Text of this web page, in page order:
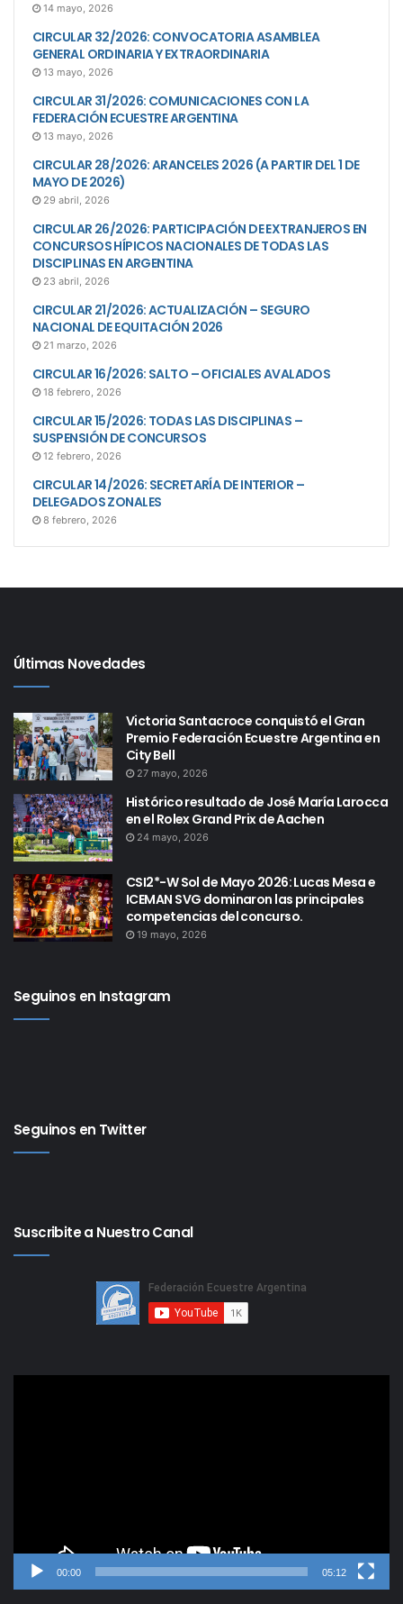
14 mayo, 2026
CIRCULAR 32/2026: CONVOCATORIA ASAMBLEA
GENERAL ORDINARIA Y EXTRAORDINARIA
13 mayo, 2026
CIRCULAR 31/2026: COMUNICACIONES CON LA
FEDERACIÓN ECUESTRE ARGENTINA
13 mayo, 2026
CIRCULAR 28/2026: ARANCELES 2026 (A PARTIR DEL 1 DE
MAYO DE 2026)
29 abril, 2026
CIRCULAR 26/2026: PARTICIPACIÓN DE EXTRANJEROS EN
CONCURSOS HÍPICOS NACIONALES DE TODAS LAS
DISCIPLINAS EN ARGENTINA
23 abril, 2026
CIRCULAR 21/2026: ACTUALIZACIÓN – SEGURO
NACIONAL DE EQUITACIÓN 2026
21 marzo, 2026
CIRCULAR 16/2026: SALTO – OFICIALES AVALADOS
18 febrero, 2026
CIRCULAR 15/2026: TODAS LAS DISCIPLINAS –
SUSPENSIÓN DE CONCURSOS
12 febrero, 2026
CIRCULAR 14/2026: SECRETARÍA DE INTERIOR –
DELEGADOS ZONALES
8 febrero, 2026
Últimas Novedades
Victoria Santacroce conquistó el Gran
Premio Federación Ecuestre Argentina en
City Bell
27 mayo, 2026
Histórico resultado de José María Larocca
en el Rolex Grand Prix de Aachen
24 mayo, 2026
CSI2*-W Sol de Mayo 2026: Lucas Mesa e
ICEMAN SVG dominaron las principales
competencias del concurso.
19 mayo, 2026
Seguinos en Instagram
Seguinos en Twitter
Suscribite a Nuestro Canal
00:00 05:12